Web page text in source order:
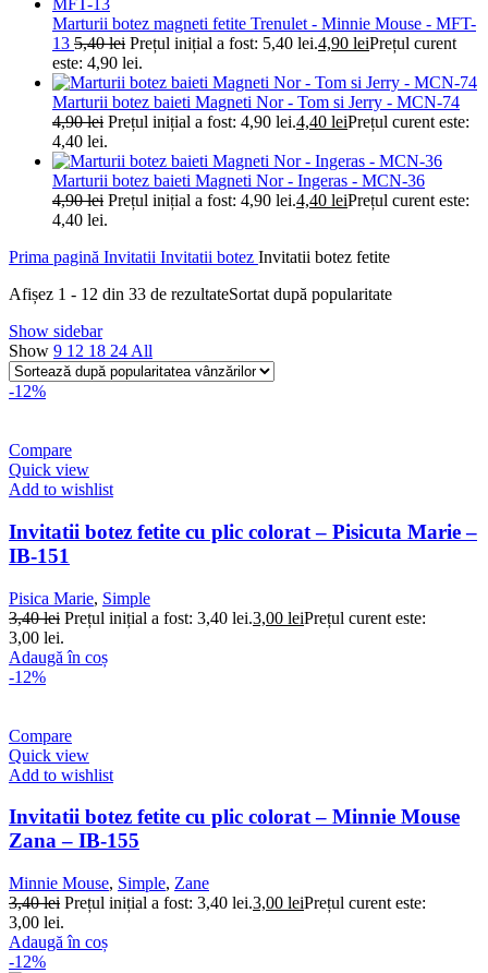
Marturii botez magneti fetite Trenulet - Minnie Mouse - MFT-
13 5,40lei Prețul inițial a fost: 5,40 lei.4,90 leiPrețul curent
este: 4,90 lei.
Marturii botez baieti Magneti Nor - Tom si Jerry - MCN-74
4,90lei Prețul inițial a fost: 4,90 lei.4,40 leiPrețul curent este:
4,40 lei.
Marturii botez baieti Magneti Nor - Ingeras - MCN-36
4,90lei Prețul inițial a fost: 4,90 lei.4,40 leiPrețul curent este:
4,40 lei.
Prima pagină Invitatii Invitatii botez Invitatii botez fetite
Afișez 1 - 12 din 33 de rezultateSortat după popularitate
Show sidebar
Show 9 12 18 24 All
-12%
Compare
Quick view
Add to wishlist
Invitatii botez fetite cu plic colorat – Pisicuta Marie –
IB-151
Pisica Marie, Simple
3,40lei Prețul inițial a fost: 3,40 lei.3,00 leiPrețul curent este:
3,00 lei.
Adaugă în coș
-12%
Compare
Quick view
Add to wishlist
Invitatii botez fetite cu plic colorat – Minnie Mouse
Zana – IB-155
Minnie Mouse, Simple, Zane
3,40lei Prețul inițial a fost: 3,40 lei.3,00 leiPrețul curent este:
3,00 lei.
Adaugă în coș
-12%